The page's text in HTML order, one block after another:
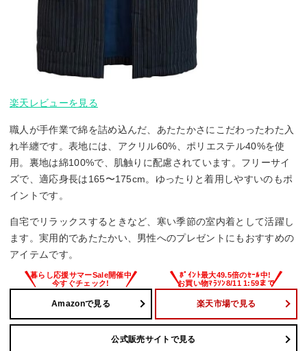
楽天レビューを見る
職人が手作業で綿を詰め込んだ、あたたかさにこだわったわた入
れ半纏です。表地には、アクリル60%、ポリエステル40%を使
用。裏地は綿100%で、肌触りに配慮されています。フリーサイ
ズで、適応身長は165〜175cm。ゆったりと着用しやすいのもポ
イントです。
自宅でリラックスするときなど、寒い季節の室内着として活躍し
ます。実用的であたたかい、男性へのプレゼントにもおすすめの
アイテムです。
Amazonで見る 楽天市場で見る
公式販売サイトで見る